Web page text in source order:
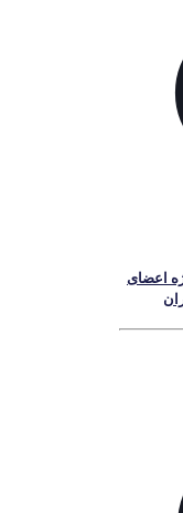
درمان تکمیلی سال 1405 ویژه اعضای